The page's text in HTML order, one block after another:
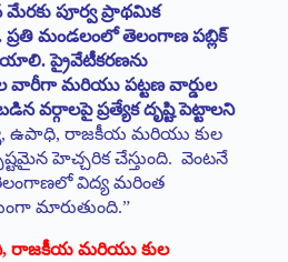
పూర్వ ప్రాథమిక
మండలంలో తెలంగాణ పబ్లిక్
ప్రైవేటీకరణను
మరియు పట్టణ వార్డుల
వర్గాలపై ప్రత్యేక దృష్టి పెట్టాలని
ఉపాధి, రాజకీయ మరియు కుల
హెచ్చరిక చేస్తుంది. వెంటనే
విద్య మరింత
మారుతుంది.”
, రాజకీయ మరియు కుల